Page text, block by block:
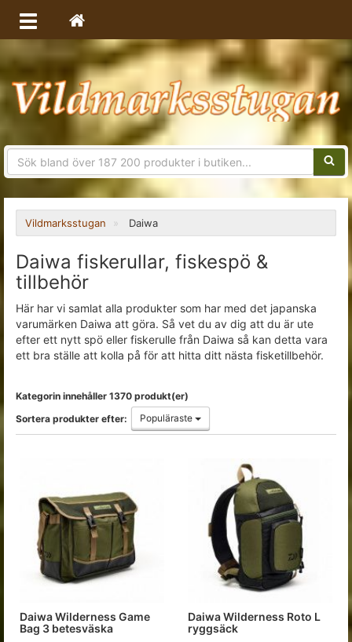
Vildmarksstugan Daiwa
Daiwa fiskerullar, fiskespö &
tillbehör
Här har vi samlat alla produkter som har med det japanska
varumärken Daiwa att göra. Så vet du av dig att du är ute
efter ett nytt spö eller fiskerulle från Daiwa så kan detta vara
ett bra ställe att kolla på för att hitta ditt nästa fisketillbehör.
Kategorin innehåller 1370 produkt(er)
Sortera produkter efter:
Populäraste
Daiwa Wilderness Game
Bag 3 betesväska
Daiwa Wilderness Roto L
ryggsäck